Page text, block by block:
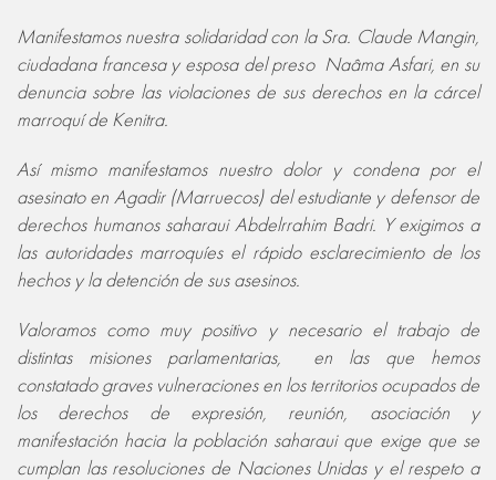
Manifestamos nuestra solidaridad con la Sra. Claude Mangin,
ciudadana francesa y esposa del preso Naâma Asfari, en su
denuncia sobre las violaciones de sus derechos en la cárcel
marroquí de Kenitra.
Así mismo manifestamos nuestro dolor y condena por el
asesinato en Agadir (Marruecos) del estudiante y defensor de
derechos humanos saharaui Abdelrrahim Badri. Y exigimos a
las autoridades marroquíes el rápido esclarecimiento de los
hechos y la detención de sus asesinos.
Valoramos como muy positivo y necesario el trabajo de
distintas misiones parlamentarias, en las que hemos
constatado graves vulneraciones en los territorios ocupados de
los derechos de expresión, reunión, asociación y
manifestación hacia la población saharaui que exige que se
cumplan las resoluciones de Naciones Unidas y el respeto a